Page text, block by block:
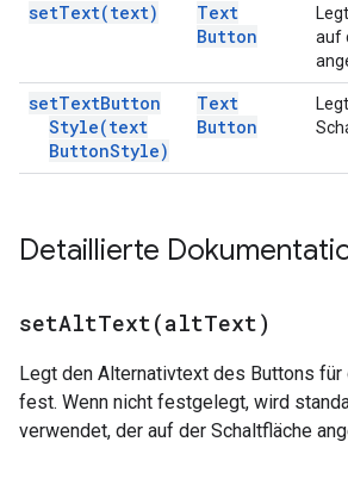
setText(text)
Text
Button
auf
setTextButton
Style(text
ButtonStyle)
Text
Button
Detaillierte
setAltText(altText)
Legt den Alternativtext des Buttons
fest. Wenn nicht festgelegt, wird
verwendet, der auf der Schaltfläche